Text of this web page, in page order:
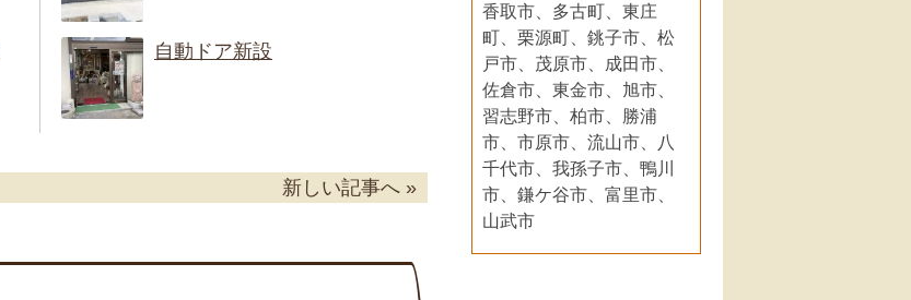
自動ドア新設
新しい記事へ »
香取市、多古町、東庄
町、栗源町、銚子市、松
戸市、茂原市、成田市、
佐倉市、東金市、旭市、
習志野市、柏市、勝浦
市、市原市、流山市、八
千代市、我孫子市、鴨川
市、鎌ケ谷市、富里市、
山武市